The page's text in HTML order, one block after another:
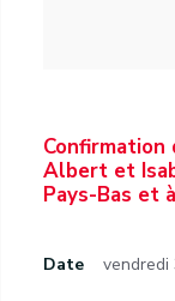
Albert et
Pays-Bas et
Date